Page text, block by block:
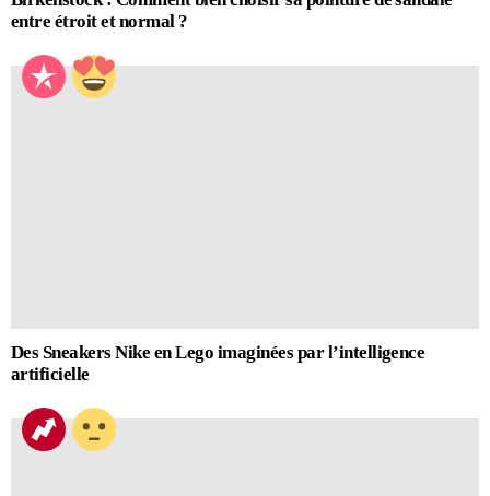
entre étroit et normal ?
Des Sneakers Nike en Lego imaginées par l’intelligence
artificielle